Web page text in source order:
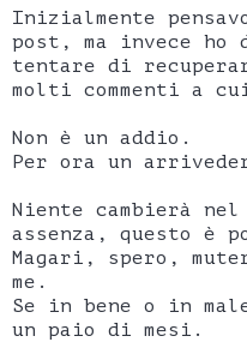
Inizialmente
post, ma invece ho
tentare di
molti commenti a
Non è un addio.
Per ora un
Niente cambierà
assenza, questo è
Magari, spero,
me.
Se in bene o in
un paio di mesi.